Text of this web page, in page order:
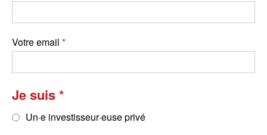
Votre email
Je suis
Un·e investisseur·euse privé